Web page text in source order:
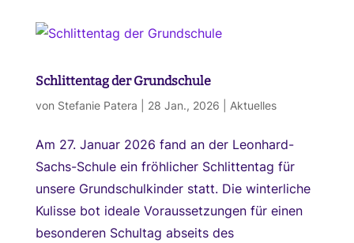
Schlittentag der Grundschule
von Stefanie Patera 28 Jan., 2026 Aktuelles
Am 27. Januar 2026 fand an der Leonhard-
Sachs-Schule ein fröhlicher Schlittentag für
unsere Grundschulkinder statt. Die winterliche
Kulisse bot ideale Voraussetzungen für einen
besonderen Schultag abseits des